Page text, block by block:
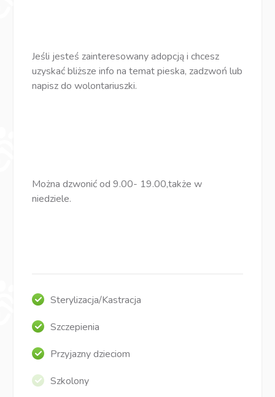
Jeśli jesteś zainteresowany adopcją i chcesz
uzyskać bliższe info na temat pieska, zadzwoń lub
napisz do wolontariuszki.
Można dzwonić od 9.00- 19.00,także w
niedziele.
Sterylizacja/Kastracja
Szczepienia
Przyjazny dzieciom
Szkolony